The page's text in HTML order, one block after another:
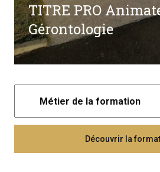
TITRE PRO
Gérontologie
Découvrir la